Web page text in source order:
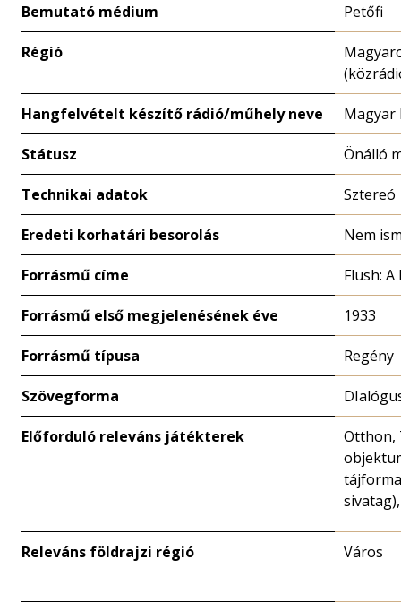
Bemutató médium Petőfi
Régió
Hangfelvételt készítő rádió/műhely neve Magyar
Státusz Önálló
Technikai adatok Sztereó
Eredeti korhatári besorolás Nem
Forrásmű címe Flush:
Forrásmű első megjelenésének éve 1933
Forrásmű típusa Regény
Szövegforma
Előforduló releváns játékterek
Otthon,
Releváns földrajzi régió Város